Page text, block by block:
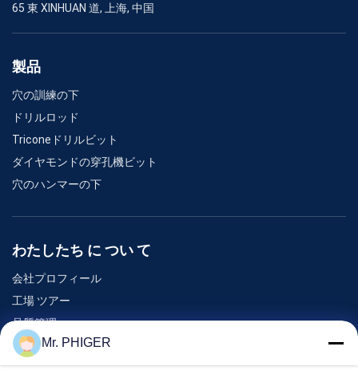
65 東 XINHUAN 道, 上海, 中国
製品
穴の訓練の下
ドリルロッド
Triconeドリルビット
ダイヤモンドの穿孔機ビット
穴のハンマーの下
わたしたち に つい て
会社プロフィール
工場 ツアー
品質管理
地図
Mr. PHIGER